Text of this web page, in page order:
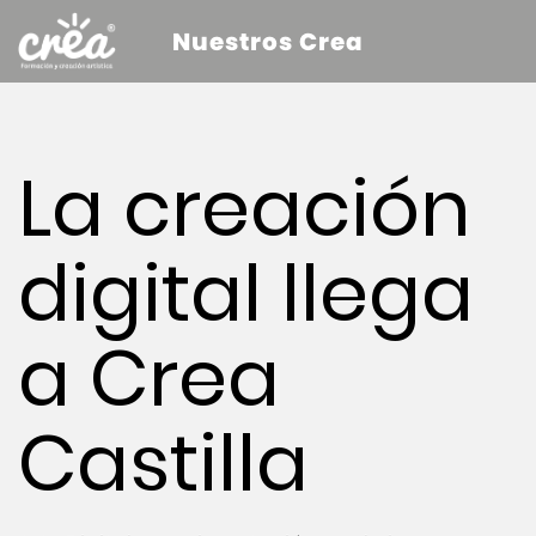
Nuestros Crea
La creación
digital llega
a Crea
Castilla